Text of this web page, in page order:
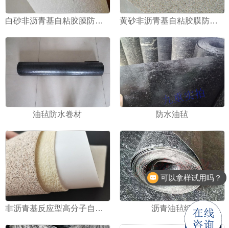
白砂非沥青基自粘胶膜防水卷材 黄砂非沥青基自粘胶膜防水卷材
油毡防水卷材 防水油毡
非沥青基反应型高分子自粘防水卷材 沥青油毡纸
现在有优惠活动吗